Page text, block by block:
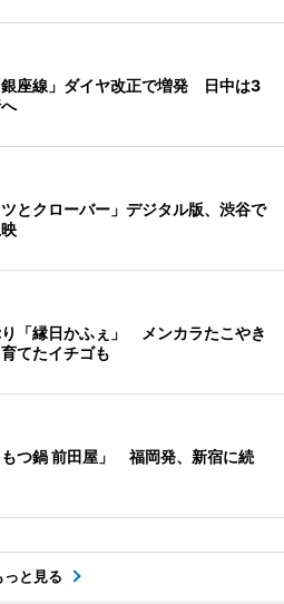
座線」ダイヤ改正で増発 日中は3
とクローバー」デジタル版、渋谷で
「縁日かふぇ」 メンカラたこやき
てたイチゴも
つ鍋 前田屋」 福岡発、新宿に続
っと見る